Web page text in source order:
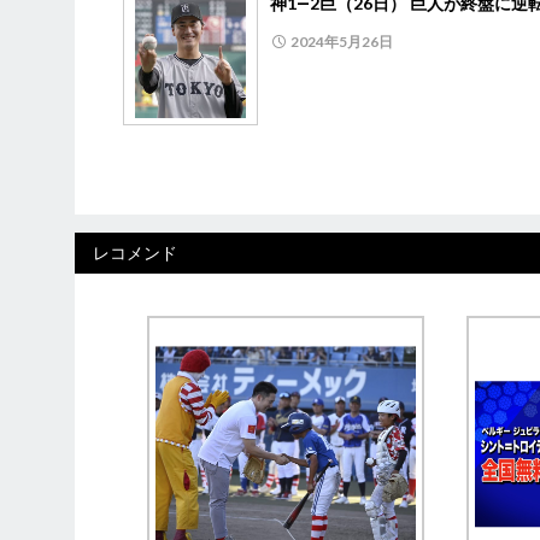
2024年5月26日
レコメンド